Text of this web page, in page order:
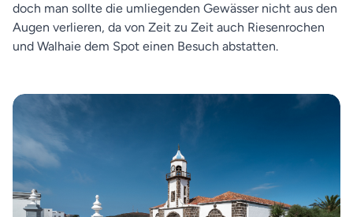
doch man sollte die umliegenden Gewässer nicht aus den
Augen verlieren, da von Zeit zu Zeit auch Riesenrochen
und Walhaie dem Spot einen Besuch abstatten.